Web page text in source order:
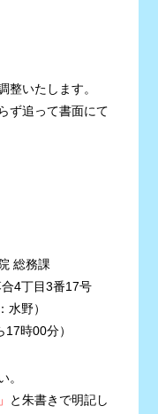
いたします。
ず追って書面にて
総務課
4丁目3番17号
水野）
時00分）
。
と朱書きで明記し